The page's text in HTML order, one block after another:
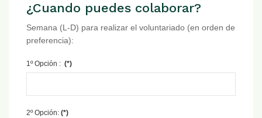
¿Cuando puedes colaborar?
Semana (L-D) para realizar el voluntariado (en orden de
preferencia):
1º Opción : (*)
2º Opción: (*)